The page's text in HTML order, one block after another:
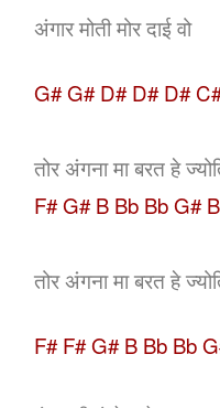
अंगार मोती मोर दाई वो
G# G# D# D# D#
तोर अंगना मा बरत हे
F# G# B Bb Bb G#
तोर अंगना मा बरत हे
F# F# G# B Bb Bb